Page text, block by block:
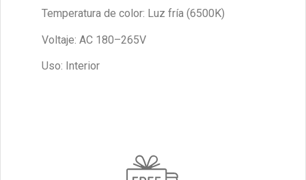
Temperatura de color: Luz fría (6500K)
Voltaje: AC 180–265V
Uso: Interior